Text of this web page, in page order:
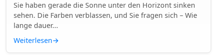
Sie haben gerade die Sonne unter den Horizont sinken
sehen. Die Farben verblassen, und Sie fragen sich – Wie
lange dauer...
Weiterlesen→